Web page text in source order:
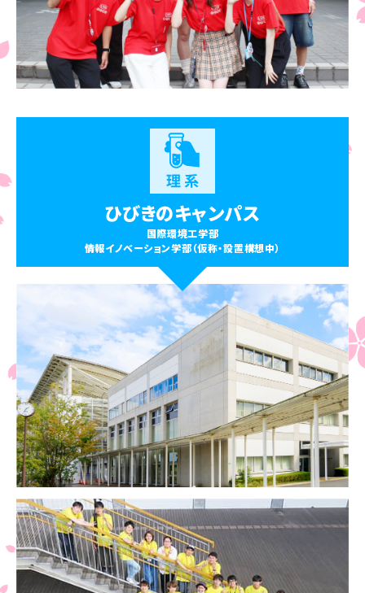
ひびきのキャンパス
国際環境工学部
情報イノベーション学部（仮称・設置構想中）